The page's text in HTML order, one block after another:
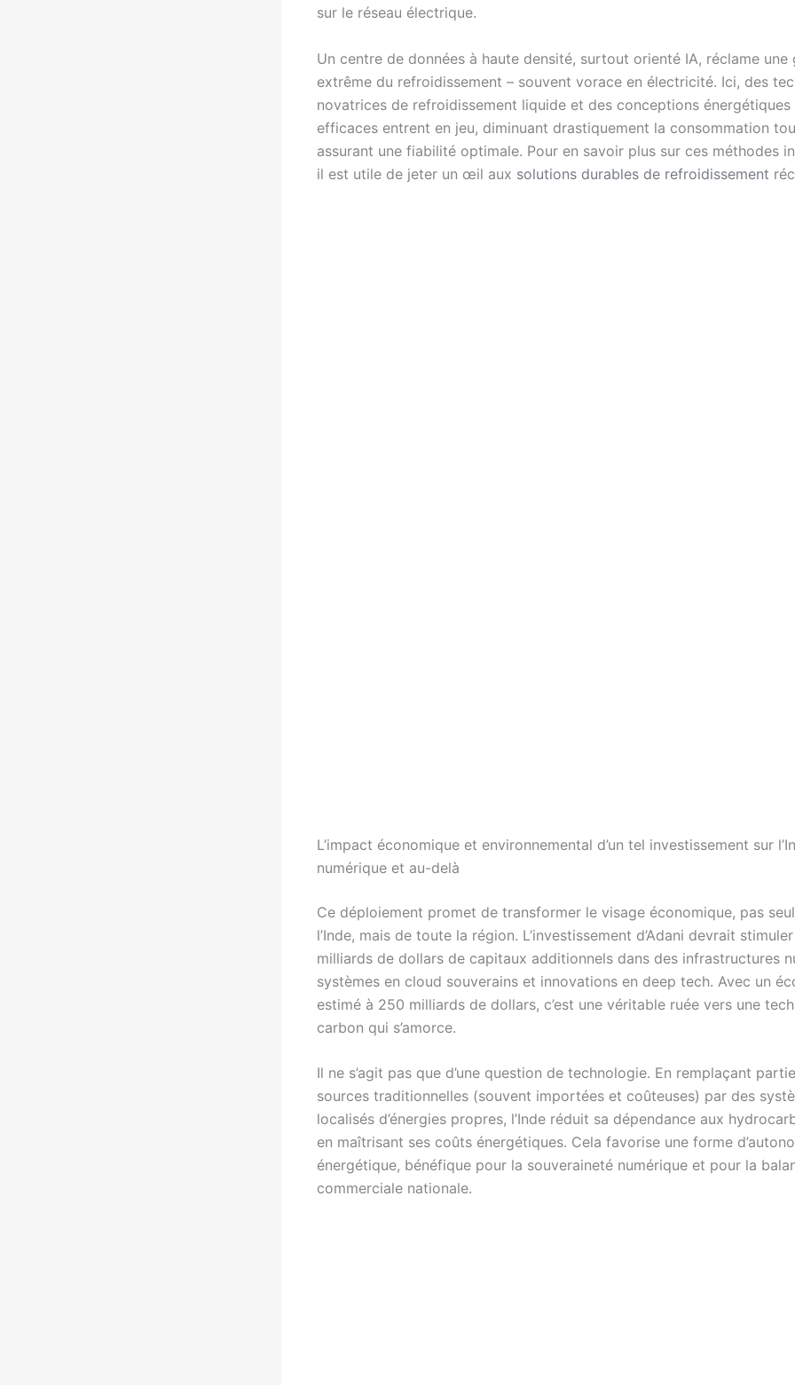
sur le réseau électrique.
Un centre de données à haute densité, surtout orienté IA, réclame une
extrême du refroidissement – souvent vorace en électricité. Ici, des
novatrices de refroidissement liquide et des conceptions énergétiques
efficaces entrent en jeu, diminuant drastiquement la consommation
assurant une fiabilité optimale. Pour en savoir plus sur ces méthodes
il est utile de jeter un œil aux solutions durables de refroidissement
L’impact économique et environnemental d’un tel investissement sur
numérique et au-delà
Ce déploiement promet de transformer le visage économique, pas
l’Inde, mais de toute la région. L’investissement d’Adani devrait
milliards de dollars de capitaux additionnels dans des infrastructures
systèmes en cloud souverains et innovations en deep tech. Avec un
estimé à 250 milliards de dollars, c’est une véritable ruée vers une
carbon qui s’amorce.
Il ne s’agit pas que d’une question de technologie. En remplaçant
sources traditionnelles (souvent importées et coûteuses) par des
localisés d’énergies propres, l’Inde réduit sa dépendance aux
en maîtrisant ses coûts énergétiques. Cela favorise une forme
énergétique, bénéfique pour la souveraineté numérique et pour la
commerciale nationale.